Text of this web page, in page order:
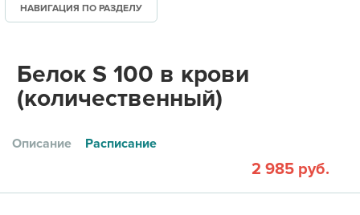
ПРАВОВАЯ ИНФОРМАЦИЯ
НАВИГАЦИЯ ПО РАЗДЕЛУ
Белок S 100 в крови
(количественный)
Описание Расписание
2 985 руб.